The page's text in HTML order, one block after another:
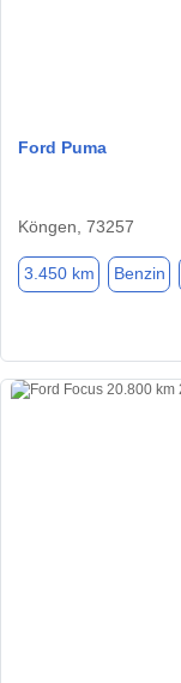
Ford Puma
Köngen, 73257
3.450 km Benzin